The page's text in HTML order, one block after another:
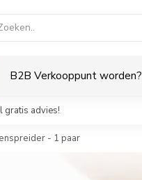
B2B Verkooppunt worden?
gratis advies!
- 1 paar